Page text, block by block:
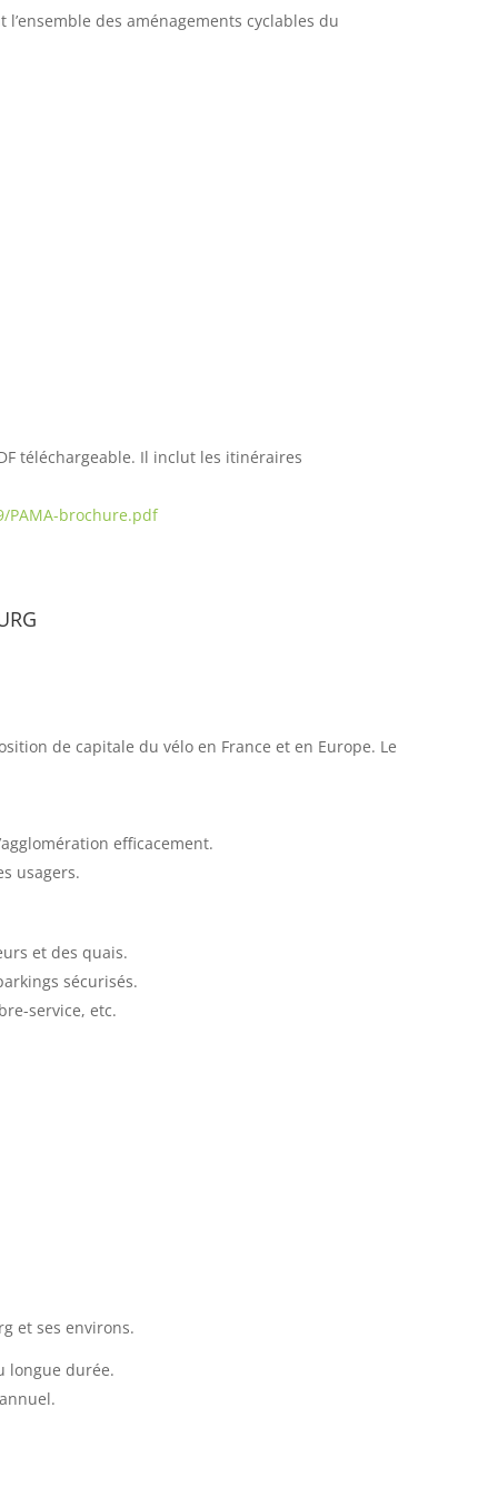
des aménagements cyclables du
téléchargeable. Il inclut les itinéraires
PAMA-brochure.pdf
de capitale du vélo en France et en Europe. Le
efficacement.
usagers.
et des quais.
sécurisés.
service, etc.
et ses environs.
longue durée.